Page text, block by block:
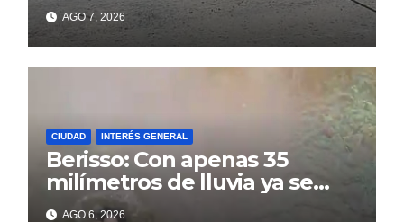
colapso de la red en la calle
14AGO 7, 2026
CIUDAD INTERÉS GENERAL
Berisso: Con apenas 35
milímetros de lluvia ya se
sienten los problemas
AGO 6, 2026